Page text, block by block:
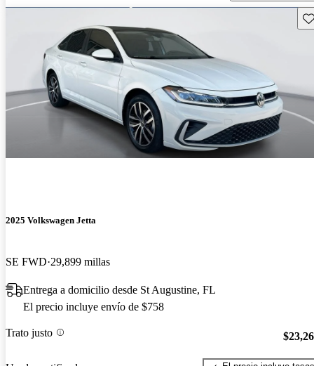
2025 Volkswagen Jetta
SE FWD 29,899 millas
Entrega a domicilio desde St Augustine, FL
El precio incluye envío de $758
Trato justo